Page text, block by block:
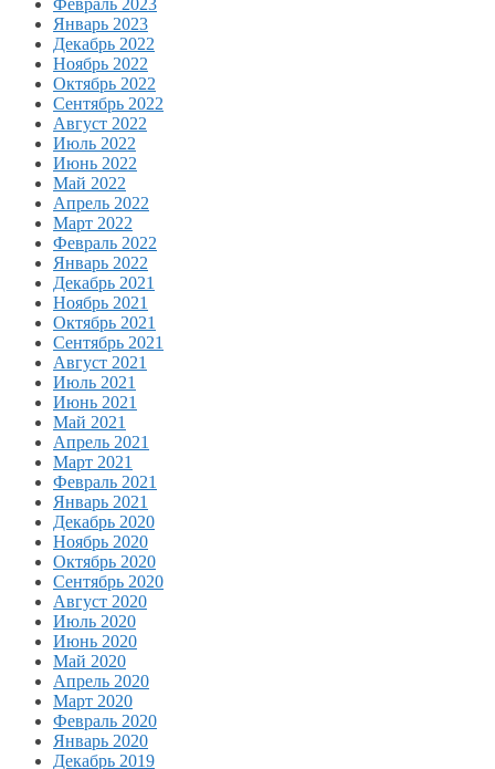
Февраль 2023
Январь 2023
Декабрь 2022
Ноябрь 2022
Октябрь 2022
Сентябрь 2022
Август 2022
Июль 2022
Июнь 2022
Май 2022
Апрель 2022
Март 2022
Февраль 2022
Январь 2022
Декабрь 2021
Ноябрь 2021
Октябрь 2021
Сентябрь 2021
Август 2021
Июль 2021
Июнь 2021
Май 2021
Апрель 2021
Март 2021
Февраль 2021
Январь 2021
Декабрь 2020
Ноябрь 2020
Октябрь 2020
Сентябрь 2020
Август 2020
Июль 2020
Июнь 2020
Май 2020
Апрель 2020
Март 2020
Февраль 2020
Январь 2020
Декабрь 2019